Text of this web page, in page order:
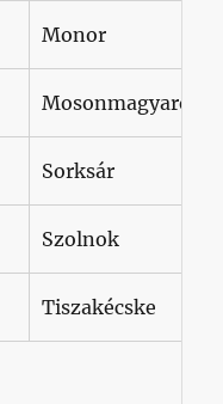
Monor
Mosonmagyaróvár
Sorksár
Szolnok
Tiszakécske